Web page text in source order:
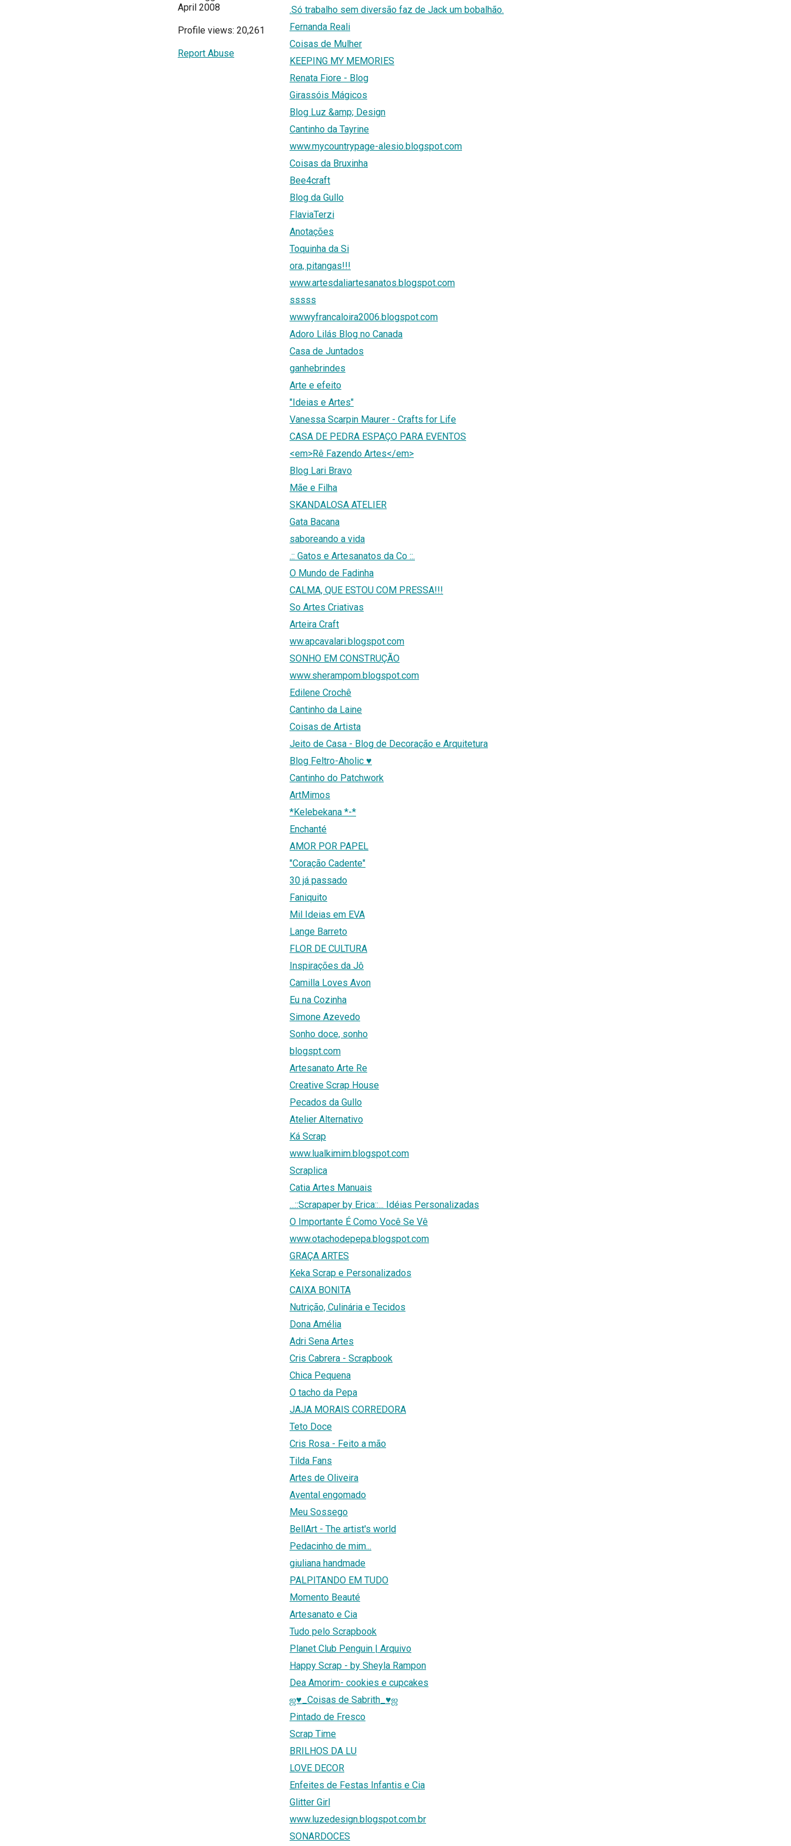
April 2008
Profile views: 20,261
Report Abuse
.Só trabalho sem diversão faz de Jack um bobalhão.
Fernanda Reali
Coisas de Mulher
KEEPING MY MEMORIES
Renata Fiore - Blog
Girassóis Mágicos
Blog Luz &amp; Design
Cantinho da Tayrine
www.mycountrypage-alesio.blogspot.com
Coisas da Bruxinha
Bee4craft
Blog da Gullo
FlaviaTerzi
Anotações
Toquinha da Si
ora, pitangas!!!
www.artesdaliartesanatos.blogspot.com
sssss
wwwyfrancaloira2006.blogspot.com
Adoro Lilás Blog no Canada
Casa de Juntados
ganhebrindes
Arte e efeito
"Ideias e Artes"
Vanessa Scarpin Maurer - Crafts for Life
CASA DE PEDRA ESPAÇO PARA EVENTOS
<em>Rê Fazendo Artes</em>
Blog Lari Bravo
Mãe e Filha
SKANDALOSA ATELIER
Gata Bacana
saboreando a vida
.:: Gatos e Artesanatos da Co ::.
O Mundo de Fadinha
CALMA, QUE ESTOU COM PRESSA!!!
So Artes Criativas
Arteira Craft
ww.apcavalari.blogspot.com
SONHO EM CONSTRUÇÃO
www.sherampom.blogspot.com
Edilene Crochê
Cantinho da Laine
Coisas de Artista
Jeito de Casa - Blog de Decoração e Arquitetura
Blog Feltro-Aholic ♥
Cantinho do Patchwork
ArtMimos
*Kelebekana *-*
Enchanté
AMOR POR PAPEL
"Coração Cadente"
30 já passado
Faniquito
Mil Ideias em EVA
Lange Barreto
FLOR DE CULTURA
Inspirações da Jô
Camilla Loves Avon
Eu na Cozinha
Simone Azevedo
Sonho doce, sonho
blogspt.com
Artesanato Arte Re
Creative Scrap House
Pecados da Gullo
Atelier Alternativo
Ká Scrap
www.lualkimim.blogspot.com
Scraplica
Catia Artes Manuais
...::Scrapaper by Erica::... Idéias Personalizadas
O Importante É Como Você Se Vê
www.otachodepepa.blogspot.com
GRAÇA ARTES
Keka Scrap e Personalizados
CAIXA BONITA
Nutrição, Culinária e Tecidos
Dona Amélia
Adri Sena Artes
Cris Cabrera - Scrapbook
Chica Pequena
O tacho da Pepa
JAJA MORAIS CORREDORA
Teto Doce
Cris Rosa - Feito a mão
Tilda Fans
Artes de Oliveira
Avental engomado
Meu Sossego
BellArt - The artist's world
Pedacinho de mim...
giuliana handmade
PALPITANDO EM TUDO
Momento Beauté
Artesanato e Cia
Tudo pelo Scrapbook
Planet Club Penguin | Arquivo
Happy Scrap - by Sheyla Rampon
Dea Amorim- cookies e cupcakes
ஜ♥_Coisas de Sabrith_♥ஜ
Pintado de Fresco
Scrap Time
BRILHOS DA LU
LOVE DECOR
Enfeites de Festas Infantis e Cia
Glitter Girl
www.luzedesign.blogspot.com.br
SONARDOCES